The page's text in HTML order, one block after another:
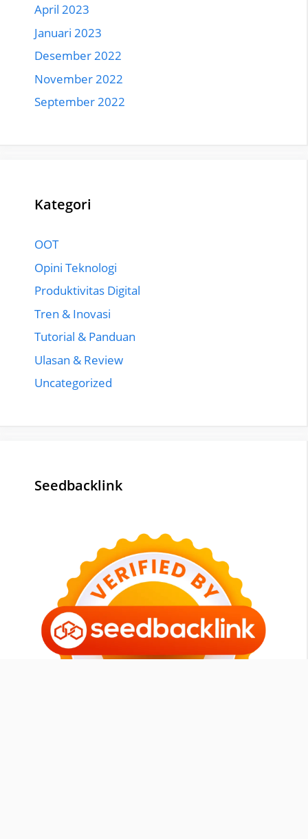
April 2023
Januari 2023
Desember 2022
November 2022
September 2022
Kategori
OOT
Opini Teknologi
Produktivitas Digital
Tren & Inovasi
Tutorial & Panduan
Ulasan & Review
Uncategorized
Seedbacklink